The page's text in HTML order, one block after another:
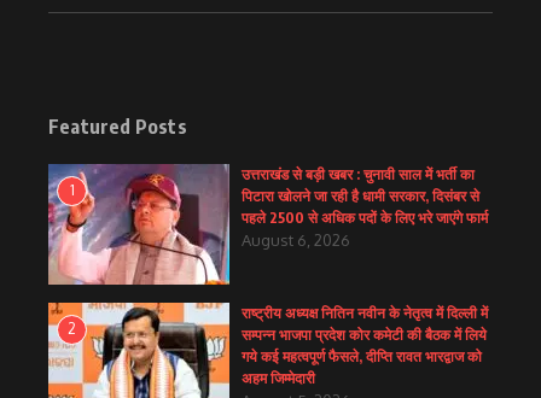
Featured Posts
1
उत्तराखंड से बड़ी खबर : चुनावी साल में भर्ती का
पिटारा खोलने जा रही है धामी सरकार, दिसंबर से
पहले 2500 से अधिक पदों के लिए भरे जाएंगे फार्म
August 6, 2026
2
राष्ट्रीय अध्यक्ष नितिन नवीन के नेतृत्व में दिल्ली में
सम्पन्न भाजपा प्रदेश कोर कमेटी की बैठक में लिये
गये कई महत्वपूर्ण फैसले, दीप्ति रावत भारद्वाज को
अहम जिम्मेदारी